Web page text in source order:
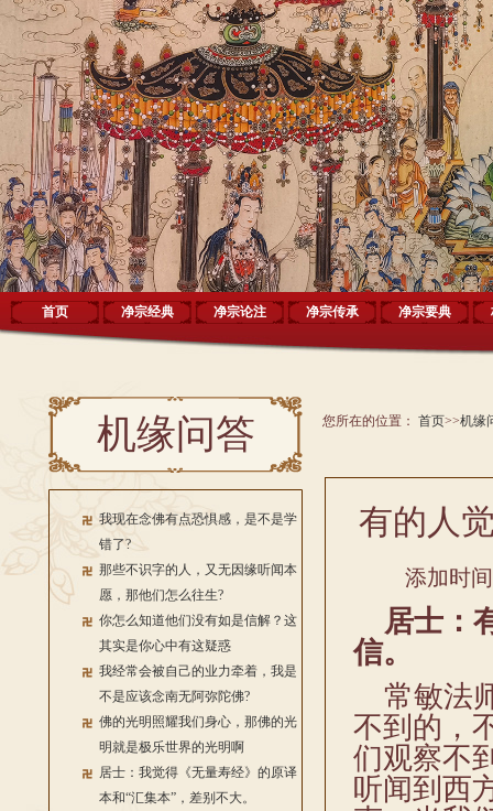
首页 净宗经典 净宗论注 净宗传承 净宗要典
机缘问答
我现在念佛有点恐惧感，是不是学
错了?
那些不识字的人，又无因缘听闻本
愿，那他们怎么往生?
你怎么知道他们没有如是信解？这
其实是你心中有这疑惑
我经常会被自己的业力牵着，我是
不是应该念南无阿弥陀佛?
佛的光明照耀我们身心，那佛的光
明就是极乐世界的光明啊
居士：我觉得《无量寿经》的原译
本和“汇集本”，差别不大。
您所在的位置： 首页>>机缘
有的人
添加时
居士：
信。
常敏法
不到的，
们观察不
听闻到西